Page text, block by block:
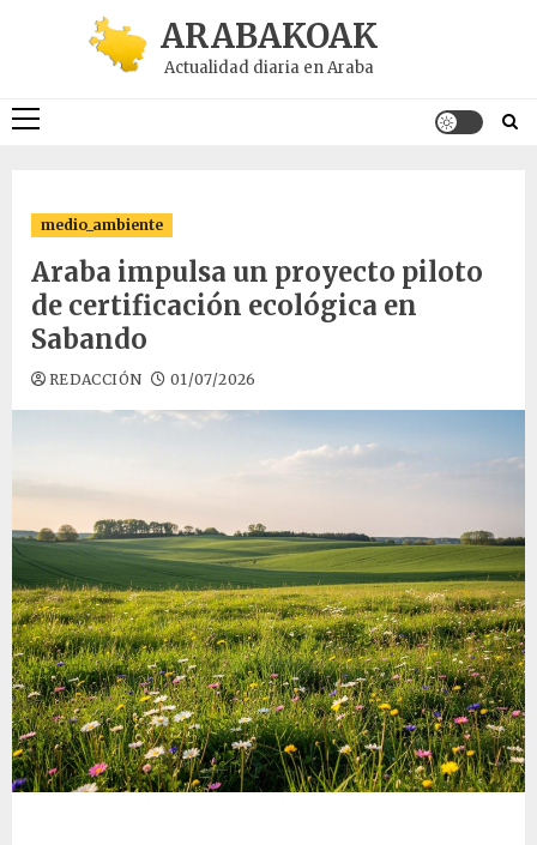
ARABAKOAK
Actualidad diaria en Araba
Menú
medio_ambiente
Araba impulsa un proyecto piloto
de certificación ecológica en
Sabando
REDACCIÓN 01/07/2026